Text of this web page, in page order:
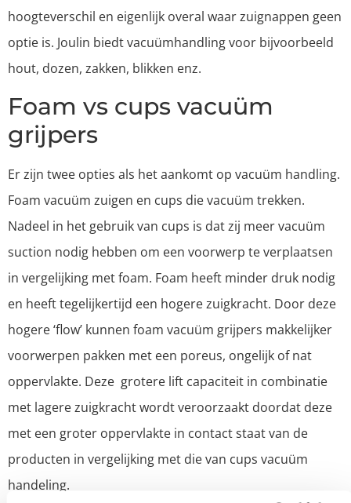
hoogteverschil en eigenlijk overal waar zuignappen geen
optie is. Joulin biedt vacuümhandling voor bijvoorbeeld
hout, dozen, zakken, blikken enz.
Foam vs cups vacuüm
grijpers
Er zijn twee opties als het aankomt op vacuüm handling.
Foam vacuüm zuigen en cups die vacuüm trekken.
Nadeel in het gebruik van cups is dat zij meer vacuüm
suction nodig hebben om een voorwerp te verplaatsen
in vergelijking met foam. Foam heeft minder druk nodig
en heeft tegelijkertijd een hogere zuigkracht. Door deze
hogere ‘flow’ kunnen foam vacuüm grijpers makkelijker
voorwerpen pakken met een poreus, ongelijk of nat
oppervlakte. Deze grotere lift capaciteit in combinatie
met lagere zuigkracht wordt veroorzaakt doordat deze
met een groter oppervlakte in contact staat van de
producten in vergelijking met die van cups vacuüm
handeling.